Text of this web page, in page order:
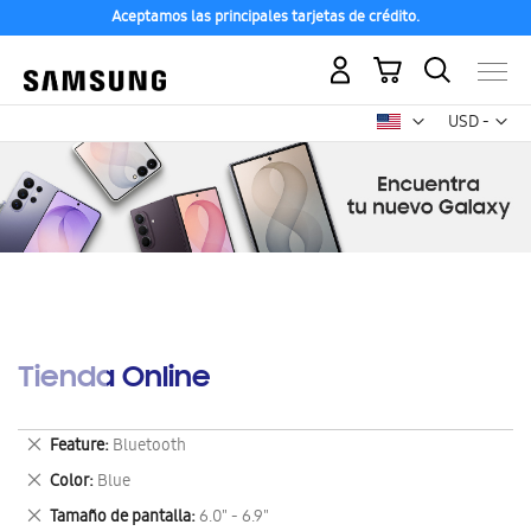
Aceptamos las principales tarjetas de crédito.
USD -
dólar
Mi carrito
Tienda Online
Feature Bluetooth
Eliminar
este
artículo
Color Blue
Eliminar
este
Tamaño de pantalla 6.0" - 6.9"
Eliminar